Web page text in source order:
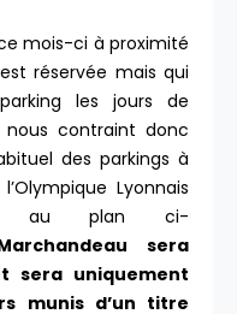
mois-ci à proximité
réservée mais qui
les jours de
contraint donc
des parkings à
Lyonnais
au plan ci-
sera
sera uniquement
munis d’un titre